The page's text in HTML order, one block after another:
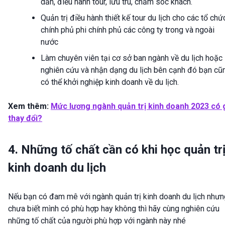
Quản trị điều hành thiết kế tour du lịch cho các tổ
chính phủ phi chính phủ các công ty trong và ngoài
nước
Làm chuyên viên tại cơ sở ban ngành về du lịch hoặc
nghiên cứu và nhận dạng du lịch bên cạnh đó bạn
có thể khởi nghiệp kinh doanh về du lịch.
Xem thêm: Mức lương ngành quản trị kinh doanh 2023 có
thay đổi?
4. Những tố chất cần có khi học quản trị
kinh doanh du lịch
Nếu bạn có đam mê với ngành quản trị kinh doanh du lịch
chưa biết mình có phù hợp hay không thì hãy cùng nghiên cứu
những tố chất của người phù hợp với ngành này nhé